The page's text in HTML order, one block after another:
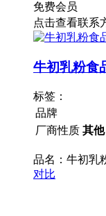
免费会员
点击查看联系
牛初乳粉食
标签：
品牌
厂商性质 其他
品名：牛初乳
对比